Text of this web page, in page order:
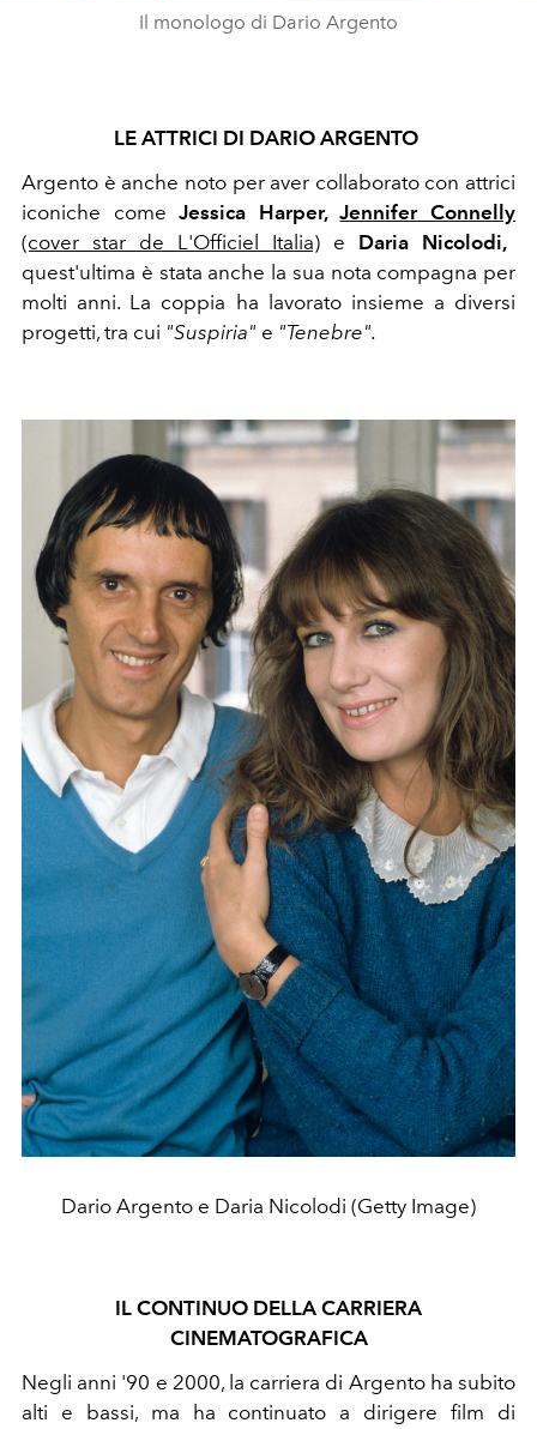
Il monologo di Dario Argento
LE ATTRICI DI DARIO ARGENTO
Argento è anche noto per aver collaborato con attrici
iconiche come Jessica Harper,Jennifer Connelly
(cover star de L'Officiel Italia) e Daria Nicolodi,
quest'ultima è stata anche la sua nota compagna per
molti anni. La coppia ha lavorato insieme a diversi
progetti, tra cui "Suspiria" e "Tenebre".
Dario Argento e Daria Nicolodi (Getty Image)
IL CONTINUO DELLA CARRIERA
CINEMATOGRAFICA
Negli anni '90 e 2000, la carriera di Argento ha subito
alti e bassi, ma ha continuato a dirigere film di